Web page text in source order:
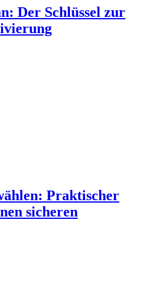
Der Schlüssel zur
Praktischer
sicheren